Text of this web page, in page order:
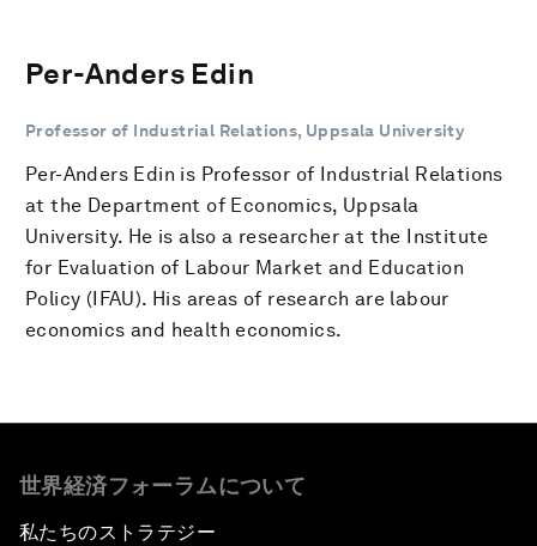
Per-Anders Edin
Professor of Industrial Relations, Uppsala University
Per-Anders Edin is Professor of Industrial Relations
at the Department of Economics, Uppsala
University. He is also a researcher at the Institute
for Evaluation of Labour Market and Education
Policy (IFAU). His areas of research are labour
economics and health economics.
世界経済フォーラムについて
私たちのストラテジー